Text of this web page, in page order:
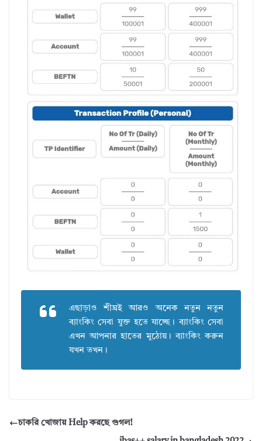
এছাড়াও শীঘ্রই আরও অনেক নতুন নতুন
ব্যাংকিং সেবা যুক্ত হতে যাচ্ছে। ব্যাংকিং সেবা
এখন আপনার হাতের মুঠোয়। ব্যাংকিং করুন
যখন তখন।
চাকরি খোজায় Help করছে গুগল!